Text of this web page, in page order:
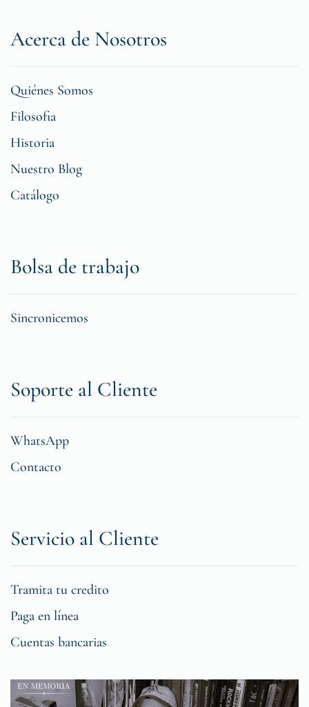
Acerca de Nosotros
Quiénes Somos
Filosofia
Historia
Nuestro Blog
Catálogo
Bolsa de trabajo
Sincronicemos
Soporte al Cliente
WhatsApp
Contacto
Servicio al Cliente
Tramita tu credito
Paga en línea
Cuentas bancarias